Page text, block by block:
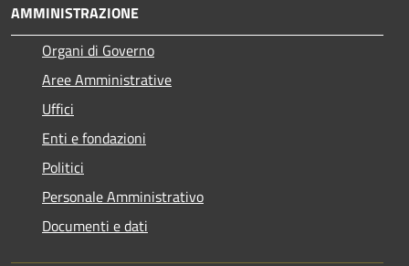
AMMINISTRAZIONE
Organi di Governo
Aree Amministrative
Uffici
Enti e fondazioni
Politici
Personale Amministrativo
Documenti e dati